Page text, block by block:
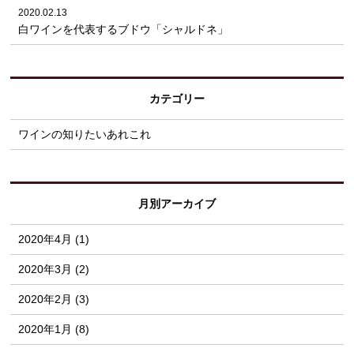
2020.02.13
白ワインを代表するブドウ「シャルドネ」
カテゴリー
ワインの知りたいあれこれ
月別アーカイブ
2020年4月 (1)
2020年3月 (2)
2020年2月 (3)
2020年1月 (8)